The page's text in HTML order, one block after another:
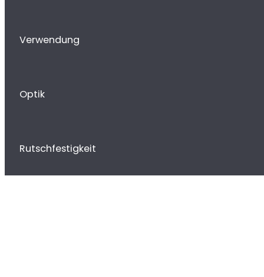
Verwendung
Optik
Rutschfestigkeit